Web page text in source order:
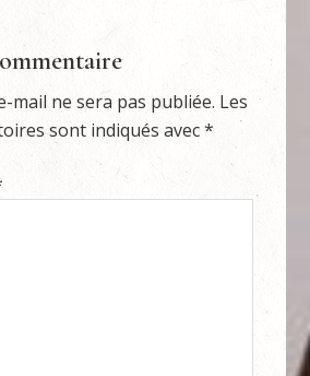
mail ne sera pas publiée. Les
sont indiqués avec*